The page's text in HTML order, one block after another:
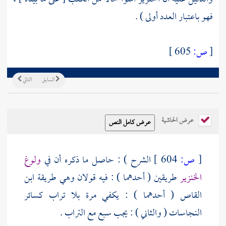
فهو باعتبار العدد أولى ) .
[ص:
التالي السابق
عرض الحاشية
[ ص: الشرح ) : حاصل ما ذكره أن في ولوغ
الخنزيرطريقين ( أحدهما ) : فيه قولان وهي طريقة ابن
القاص ( أحدهما ) : يكفي مرة بلا تراب كسائر
النجاسات ( والثاني ) : يجب سبع مع التراب .